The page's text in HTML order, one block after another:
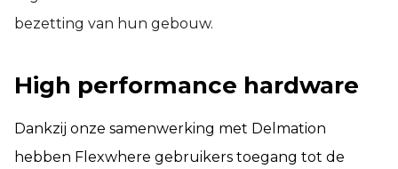
bezetting van hun gebouw.
High performance hardware
Dankzij onze samenwerking met Delmation
hebben Flexwhere gebruikers toegang tot de